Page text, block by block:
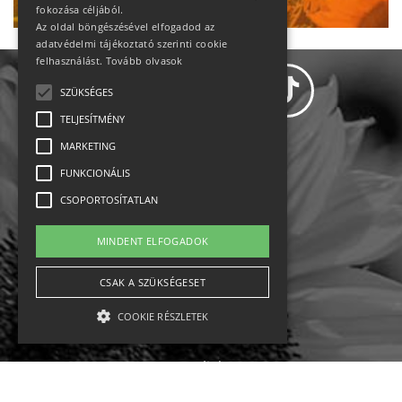
Állásajánlatok
Impresszum-kapcsolat
Jogi nyilatkozat
English
fokozása céljából.
Az oldal böngészésével elfogadod az
adatvédelmi tájékoztató szerinti cookie
felhasználást. Tovább olvasok
SZÜKSÉGES
TELJESÍTMÉNY
MARKETING
FUNKCIONÁLIS
CSOPORTOSÍTATLAN
MINDENT ELFOGADOK
CSAK A SZÜKSÉGESET
COOKIE RÉSZLETEK